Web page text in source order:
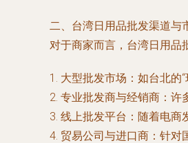
二、台湾日用品批发渠道与
对于商家而言，台湾日用品
1. 大型批发市场：如台北的
2. 专业批发商与经销商：许
3. 线上批发平台：随着电商
4. 贸易公司与进口商：针对